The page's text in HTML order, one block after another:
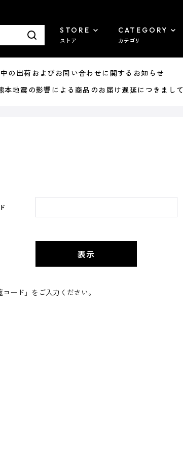
STORE
ストア
CATEGORY
カテゴリ
出荷およびお問い合わせに関するお知らせ
地震の影響による商品のお届け遅延につきまして
ード」をご入力ください。